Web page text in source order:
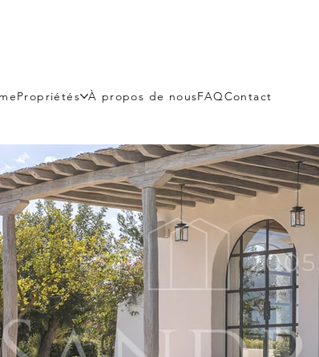
Propriétés À propos de nousFAQContact